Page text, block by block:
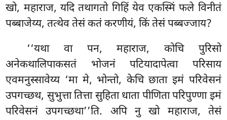
खो, महाराज, यदि तथागतो गिहिं येव एकस्मिं फले विनीतं
पब्बाजेय्य, तत्थेव तेसं कतं करणीयं, किं तेसं पब्बज्जाय?
‘‘यथा वा पन, महाराज, कोचि पुरिसो
अनेकथालिपाकसतं भोजनं पटियादापेत्वा परिसाय
एवमनुस्सावेय्य ‘मा मे, भोन्तो, केचि छाता इमं परिवेसनं
उपगच्छथ, सुभुत्ता तित्ता सुहिता धाता पीणिता परिपुण्णा इमं
परिवेसनं उपगच्छथा’’ति. अपि नु खो महाराज, तेसं